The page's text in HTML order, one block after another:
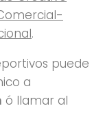
.
puede
a
ó llamar al